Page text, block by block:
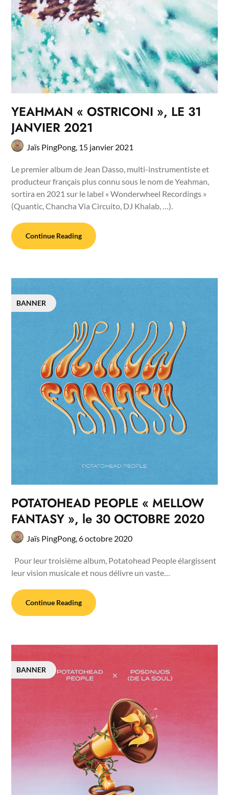
YEAHMAN « OSTRICONI », LE 31
JANVIER 2021
Jaïs PingPong, 15 janvier 2021
Le premier album de Jean Dasso, multi-instrumentiste et
producteur français plus connu sous le nom de Yeahman,
sortira en 2021 sur le label « Wonderwheel Recordings »
(Quantic, Chancha Via Circuito, DJ Khalab, …).
Continue Reading
BANNER
POTATOHEAD PEOPLE « MELLOW
FANTASY », le 30 OCTOBRE 2020
Jaïs PingPong,6 octobre 2020
Pour leur troisième album, Potatohead People élargissent
leur vision musicale et nous délivre un vaste…
Continue Reading
BANNER